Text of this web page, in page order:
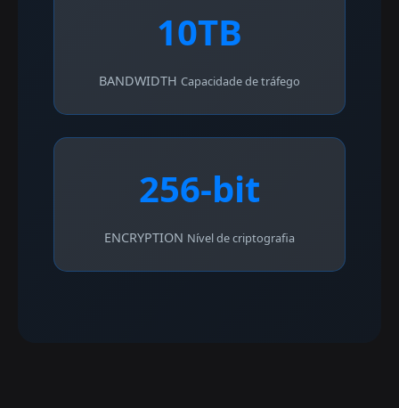
10TB
BANDWIDTH Capacidade de tráfego
256-bit
ENCRYPTION Nível de criptografia